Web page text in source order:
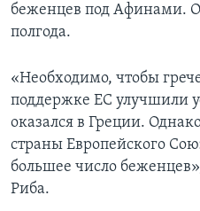
беженцев под Афинами.
полгода.
«Необходимо, чтобы
поддержке ЕС улучшили
оказался в Греции.
страны Европейского
большее число
Риба.